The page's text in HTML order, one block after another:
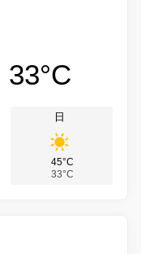
33°C
日
45°C
33°C